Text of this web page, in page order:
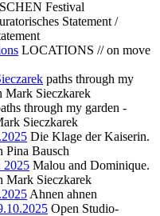
Festival
Statement /
LOCATIONS // on move
paths through my
Mark Sieczkarek
through my garden -
Sieczkarek
Die Klage der Kaiserin.
Pina Bausch
2025 Malou and Dominique.
Mark Sieczkarek
Ahnen ahnen
Open Studio-